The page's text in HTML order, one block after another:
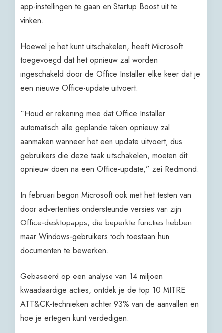
app-instellingen te gaan en Startup Boost uit te
vinken.
Hoewel je het kunt uitschakelen, heeft Microsoft
toegevoegd dat het opnieuw zal worden
ingeschakeld door de Office Installer elke keer dat je
een nieuwe Office-update uitvoert.
“Houd er rekening mee dat Office Installer
automatisch alle geplande taken opnieuw zal
aanmaken wanneer het een update uitvoert, dus
gebruikers die deze taak uitschakelen, moeten dit
opnieuw doen na een Office-update,” zei Redmond.
In februari begon Microsoft ook met het testen van
door advertenties ondersteunde versies van zijn
Office-desktopapps, die beperkte functies hebben
maar Windows-gebruikers toch toestaan hun
documenten te bewerken.
Gebaseerd op een analyse van 14 miljoen
kwaadaardige acties, ontdek je de top 10 MITRE
ATT&CK-technieken achter 93% van de aanvallen en
hoe je ertegen kunt verdedigen.